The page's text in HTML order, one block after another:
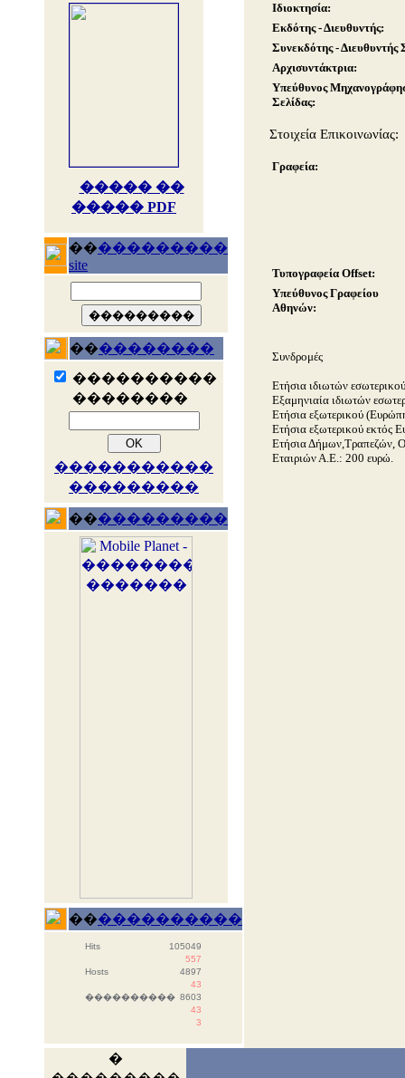
����� ��
����� PDF
�����������
site
����������
����������
��������
�����������
���������
�����������
������������
Hits
105049
557
Hosts
4897
43
���������� 8603
43
3
Ιδιοκτησία:
Εκδότης - Διευθυντής:
Συνεκδότης - Διευθυντής
Αρχισυντάκτρια:
Υπεύθυνος
Σελίδας:
Στοιχεία Επικοινωνίας:
Γραφεία:
Τυπογραφεία Offset:
Υπεύθυνος Γραφείου
Αθηνών:
Συνδρομές
Ετήσια ιδιωτών
Εξαμηνιαία ιδιωτών
Ετήσια εξωτερικού
Ετήσια εξωτερικού εκτός
Ετήσια Δήμων,Τραπεζών,
Εταιριών Α.Ε.: 200 ευρώ.
�